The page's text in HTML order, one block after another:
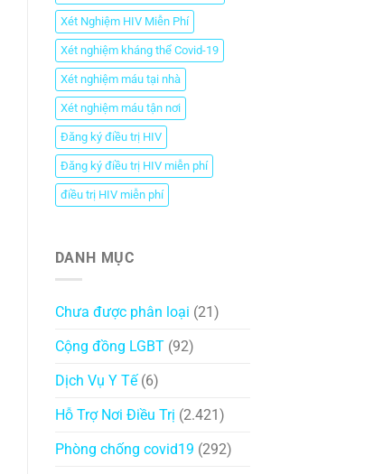
Xét Nghiệm HIV Miễn Phí
Xét nghiệm kháng thể Covid-19
Xét nghiệm máu tại nhà
Xét nghiệm máu tận nơi
Đăng ký điều trị HIV
Đăng ký điều trị HIV miễn phí
điều trị HIV miễn phí
DANH MỤC
Chưa được phân loại (21)
Cộng đồng LGBT(92)
Dịch Vụ Y Tế(6)
Hỗ Trợ Nơi Điều Trị (2.421)
Phòng chống covid19 (292)